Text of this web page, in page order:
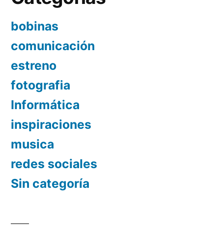
bobinas
comunicación
estreno
fotografia
Informática
inspiraciones
musica
redes sociales
Sin categoría